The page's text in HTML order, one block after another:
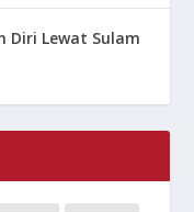
Diri Lewat Sulam